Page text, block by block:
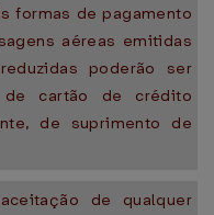
formas de pagamento
aéreas emitidas
poderão ser
de cartão de crédito
de suprimento de
de qualquer